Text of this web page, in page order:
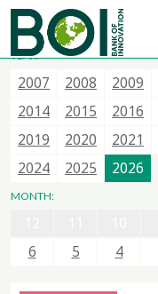
全て プレスリリース
YEAR:
2007 2008 2009
2014
2015 2016
2019
2020 2021
2024
2025 2026
MONTH:
6
5 4
2007 2008 2009
2014
2015 2016
2019
2020 2021
2024
2025 2026
6
5 4
2007 2008 2013
12 11 10
6
5 4
2015 2016 2017
2021
2022 2023
2026
12